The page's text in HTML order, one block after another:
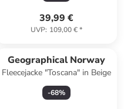
39,99 €
UVP: 109,00 €*
Geographical Norway
Fleecejacke "Toscana" in Beige
-68%